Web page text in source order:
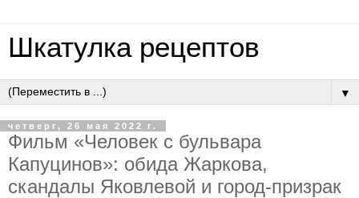
Шкатулка рецептов
▼
четверг, 26 мая 2022 г.
Фильм «Человек с бульвара
Капуцинов»: обида Жаркова,
скандалы Яковлевой и город-призрак